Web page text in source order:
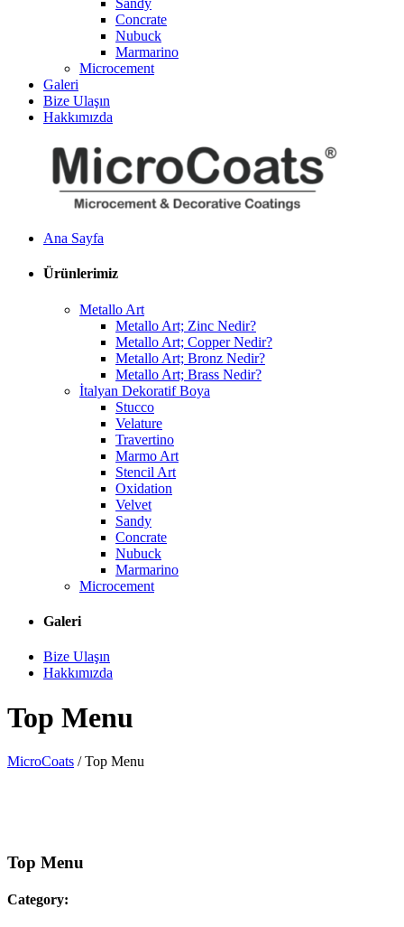
Sandy
Concrate
Nubuck
Marmarino
Microcement
Galeri
Bize Ulaşın
Hakkımızda
Ana Sayfa
Ürünlerimiz
Metallo Art
Metallo Art; Zinc Nedir?
Metallo Art; Copper Nedir?
Metallo Art; Bronz Nedir?
Metallo Art; Brass Nedir?
İtalyan Dekoratif Boya
Stucco
Velature
Travertino
Marmo Art
Stencil Art
Oxidation
Velvet
Sandy
Concrate
Nubuck
Marmarino
Microcement
Galeri
Bize Ulaşın
Hakkımızda
Top Menu
MicroCoats /Top Menu
Top Menu
Category: